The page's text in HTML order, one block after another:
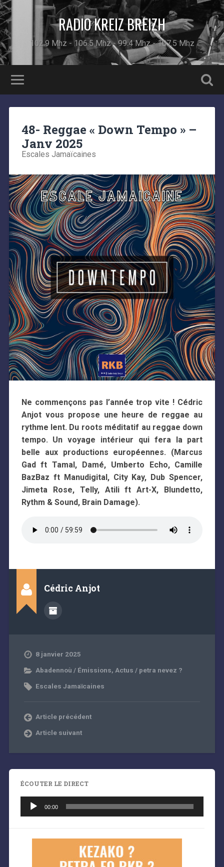
RADIO KREIZ BREIZH
102.9 Mhz - 106.5 Mhz - 99.4 Mhz - 107.5 Mhz
48- Reggae « Down Tempo » –
Janv 2025
Escales Jamaïcaines
Ne commençons pas l’année trop vite ! Cédric
Anjot vous propose une heure de reggae au
rythme lent. Du roots méditatif au reggae down
tempo. Un voyage intérieur qui fera la part
belle aux productions européennes.
(Marcus
Gad ft Tamal, Damé, Umberto Echo, Camille
BazBaz ft Manudigital, City Kay, Dub Spencer,
Jimeta Rose, Telly, Atili ft Art-X, Blundetto,
Rythm & Sound, Brain Damage).
Cédric Anjot
8 janvier 2025
Abadennoù / Émissions, Actus / petra nevez ?
Escales Jamaïcaines
Article précédent
Article suivant
ÉCOUTER LE DIRECT
audio
00:00